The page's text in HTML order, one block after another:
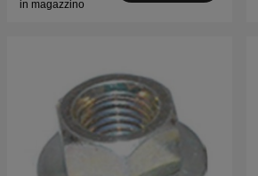
in magazzino